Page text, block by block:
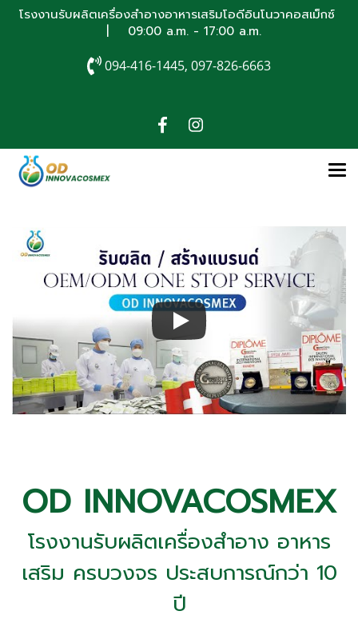
โรงงานรับผลิตเครื่องสำอางอาหารเสริมโอดีอินโนวาคอสเม็กซ์
| 09:00 a.m. - 17:00 a.m.
094-416-1445, 097-826-6663
OD INNOVACOSMEX
โรงงานรับผลิตเครื่องสำอาง อาหาร
เสริม ครบวงจร ประสบการณ์กว่า 10
ปี